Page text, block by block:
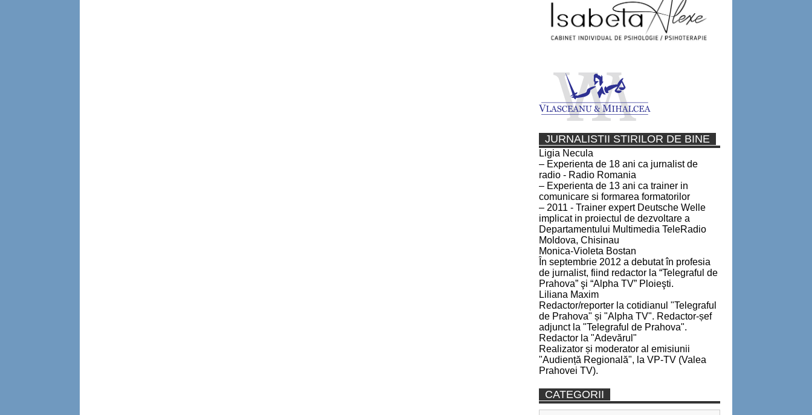
JURNALISTII STIRILOR DE BINE
Ligia Necula
– Experienta de 18 ani ca jurnalist de
radio - Radio Romania
– Experienta de 13 ani ca trainer in
comunicare si formarea formatorilor
– 2011 - Trainer expert Deutsche Welle
implicat in proiectul de dezvoltare a
Departamentului Multimedia TeleRadio
Moldova, Chisinau
Monica-Violeta Bostan
În septembrie 2012 a debutat în profesia
de jurnalist, fiind redactor la “Telegraful de
Prahova” şi “Alpha TV” Ploieşti.
Liliana Maxim
Redactor/reporter la cotidianul "Telegraful
de Prahova" și "Alpha TV". Redactor-șef
adjunct la "Telegraful de Prahova".
Redactor la "Adevărul"
Realizator și moderator al emisiunii
"Audiență Regională", la VP-TV (Valea
Prahovei TV).
CATEGORII
Categorii